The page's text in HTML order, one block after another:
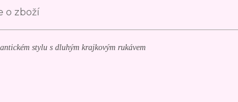
o zboží
stylu s dluhým krajkovým rukávem